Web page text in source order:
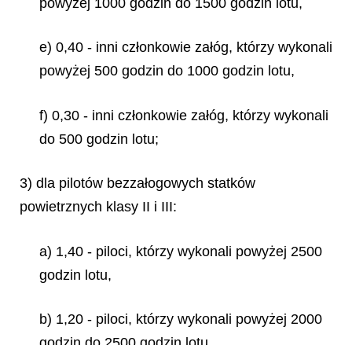
e) 0,40 - inni członkowie załóg, którzy wykonali
powyżej 500 godzin do 1000 godzin lotu,
f) 0,30 - inni członkowie załóg, którzy wykonali
do 500 godzin lotu;
3) dla pilotów bezzałogowych statków
powietrznych klasy II i III:
a) 1,40 - piloci, którzy wykonali powyżej 2500
godzin lotu,
b) 1,20 - piloci, którzy wykonali powyżej 2000